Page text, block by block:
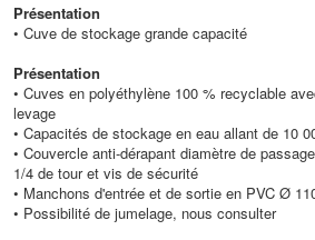
Présentation
• Cuve de stockage grande capacité
Présentation
• Cuves en polyéthylène 100 % recyclable
levage
• Capacités de stockage en eau allant de 10
• Couvercle anti-dérapant diamètre de
1/4 de tour et vis de sécurité
• Manchons d'entrée et de sortie en PVC Ø
• Possibilité de jumelage, nous consulter